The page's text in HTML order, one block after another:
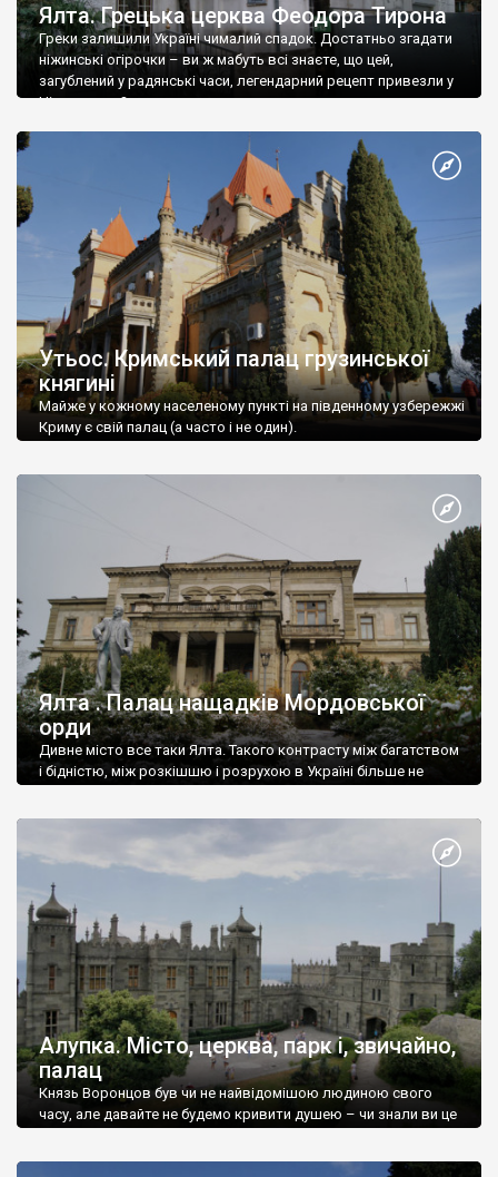
Ялта. Грецька церква Феодора Тирона
Греки залишили Україні чималий спадок. Достатньо згадати
ніжинські огірочки – ви ж мабуть всі знаєте, що цей,
загублений у радянські часи, легендарний рецепт привезли у
Ніжин греки?
Утьос. Кримський палац грузинської
княгині
Майже у кожному населеному пункті на південному узбережжі
Криму є свій палац (а часто і не один).
Ялта . Палац нащадків Мордовської
орди
Дивне місто все таки Ялта. Такого контрасту між багатством
і бідністю, між розкішшю і розрухою в Україні більше не
Алупка. Місто, церква, парк і, звичайно,
палац
Князь Воронцов був чи не найвідомішою людиною свого
часу, але давайте не будемо кривити душею – чи знали ви це